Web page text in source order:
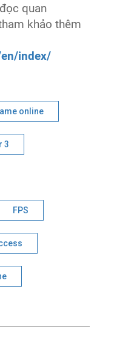
quan
khảo thêm
index/
online
3
FPS